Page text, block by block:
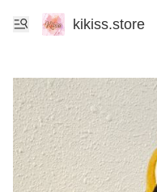
kikiss.store